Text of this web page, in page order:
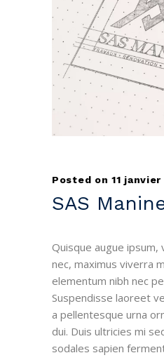
Posted on 11 janvier
SAS
Quisque augue ipsum,
nec, maximus viverra
elementum nibh nec
Suspendisse laoreet
a pellentesque urna
dui. Duis ultricies mi
sodales sapien